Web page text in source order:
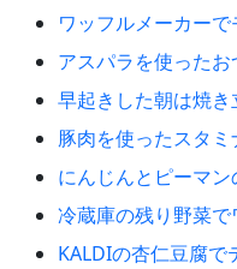
ワッフルメーカーで
アスパラを使ったお
早起きした朝は焼き
豚肉を使ったスタミ
にんじんとピーマン
冷蔵庫の残り野菜で
KALDIの杏仁豆腐で